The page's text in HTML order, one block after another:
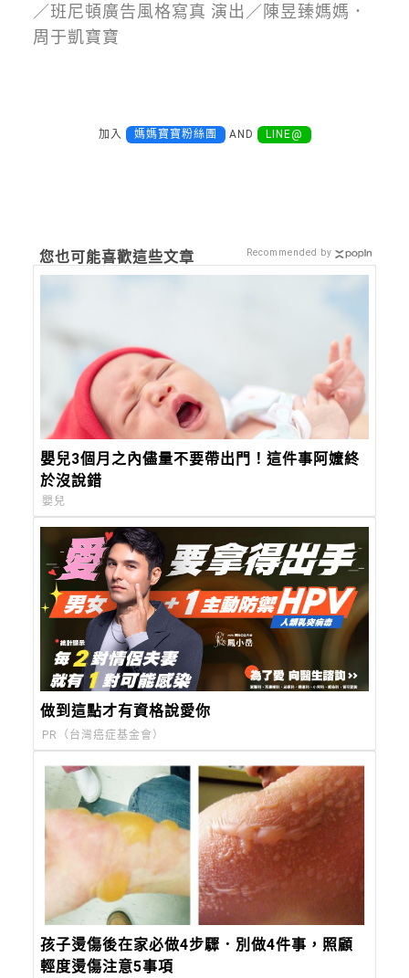
／班尼頓廣告風格寫真 演出／陳昱臻媽媽．
周于凱寶寶
加入 媽媽寶寶粉絲團 AND LINE@
您也可能喜歡這些文章
嬰兒3個月之內儘量不要帶出門！這件事阿嬤終
於沒說錯
嬰兒
做到這點才有資格說愛你
PR（台灣癌症基金會）
孩子燙傷後在家必做4步驟．別做4件事，照顧
輕度燙傷注意5事項
Recommended by